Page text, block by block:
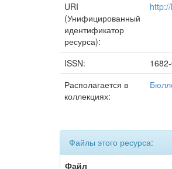
URI
(Унифицированный
идентификатор
ресурса):
ISSN:
Располагается в
коллекциях:
Файлы этого ресурса:
Файл